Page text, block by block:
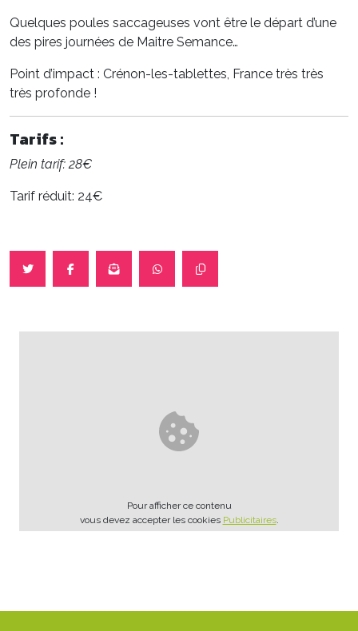
Quelques poules saccageuses vont être le départ d’une
des pires journées de Maitre Semance…
Point d’impact : Crénon-les-tablettes, France très très
très profonde !
Tarifs :
Plein tarif: 28€
Tarif réduit: 24€
Pour afficher ce contenu
vous devez accepter les cookies Publicitaires.